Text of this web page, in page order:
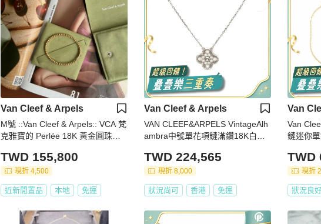
Van Cleef & Arpels
M號 ::Van Cleef & Arpels:: VCA 梵
克雅寶的 Perlée 18K 黃金圓珠手
TWD 155,800
現折 4,500
近新閒置品 本地 免運
Van Cleef & Arpels
VAN CLEEF&ARPELS VintageAlh
ambra中號單花項鏈滿鑽18K白金/
TWD 224,565
現折 8,000
狀況尚可 香港 免運
Van
Van
鏈迷你
TWD
現折
狀況良